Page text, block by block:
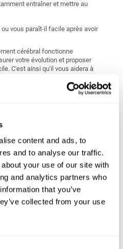
content and ads, to
and to analyse our traffic.
your use of our site with
and analytics partners who
that you’ve
collected from your use
entraîner et mettre au
vous paraît-il facile après avoir
cérébral fonctionne
votre évolution et proposer
C'est ainsi qu'il vous aidera à
mesurer vos capacités
personnelles.
cérébral ont des résultats à
dans le temps et
peu utiles. Vous devez choisir
le début et qui s'ajuste aux
de chaque personne.